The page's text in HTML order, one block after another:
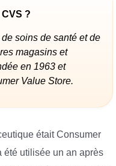
?
soins de santé et de
magasins et
en 1963 et
Value Store.
était Consumer
été utilisée un an après